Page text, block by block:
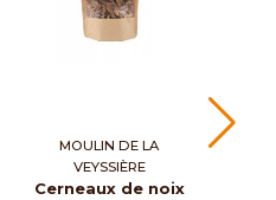
MOULIN DE LA
VEYSSIÈRE
Cerneaux de noix